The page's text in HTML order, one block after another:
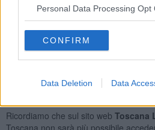
Personal Data Processing Opt
CONFIRM
Data Deletion Data
Tipologia Contratto
Lavoro a Tempo Determinato
Lavoro a Tempo Indeterminato
Ricordiamo che sul sito web Toscana
Toscana non sarà più possibile